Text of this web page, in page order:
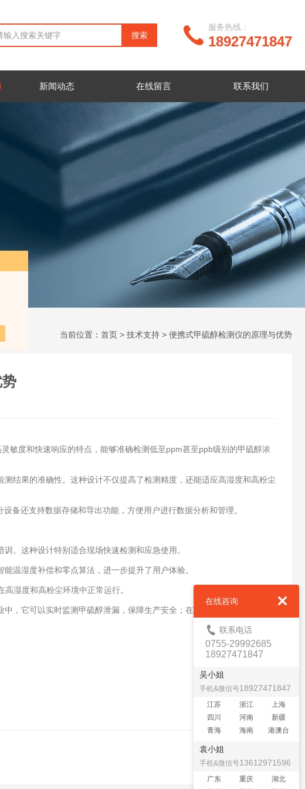
18927471847
服务热线：
新闻动态 在线留言 联系我们
当前位置： 首页 > 技术支持 > 便携式甲硫醇检测仪的原理与优势
度和快速响应的特点，能够准确检测低至ppm甚至ppb级别的甲硫醇浓
结果的准确性。这种设计不仅提高了检测精度，还能适应高湿度和高粉尘
还支持数据存储和导出功能，方便用户进行数据分析和管理。
。这种设计特别适合现场快速检测和应急使用。
温湿度补偿和零点算法，进一步提升了用户体验。
湿度和高粉尘环境中正常运行。
它可以实时监测甲硫醇泄漏，保障生产安全；在环保领域，它可以用于
在线咨询
联系电话
0755-29992685
18927471847
吴小姐
手机&微信号18927471847
江苏 浙江
上海
四川
河南
新疆
青海
海南 港澳台
袁小姐
手机&微信号13612971596
广东 重庆
湖北